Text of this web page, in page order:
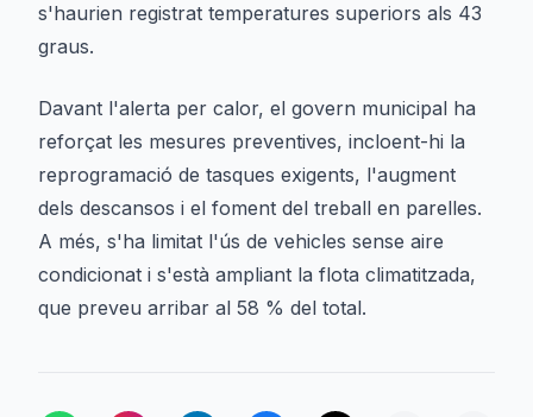
s'haurien registrat temperatures superiors als 43
graus.
Davant l'alerta per calor, el govern municipal ha
reforçat les mesures preventives, incloent-hi la
reprogramació de tasques exigents, l'augment
dels descansos i el foment del treball en parelles.
A més, s'ha limitat l'ús de vehicles sense aire
condicionat i s'està ampliant la flota climatitzada,
que preveu arribar al 58 % del total.